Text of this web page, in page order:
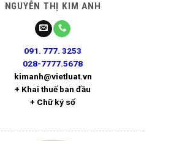
NGUYỄN THỊ KIM ANH
091. 777. 3253
028-7777.5678
kimanh@vietluat.vn
+ Khai thuế ban đầu
+ Chữ ký số